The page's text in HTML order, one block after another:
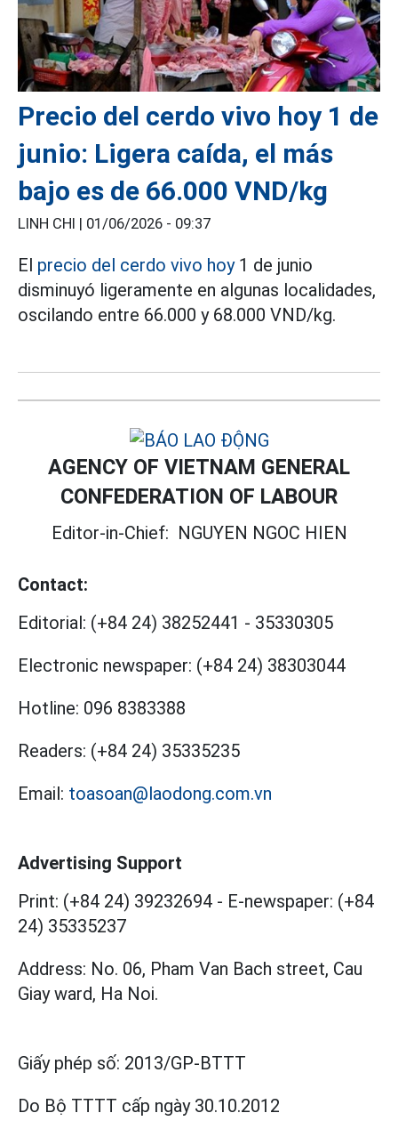
Precio del cerdo vivo hoy 1 de
junio: Ligera caída, el más
bajo es de 66.000 VND/kg
LINH CHI | 01/06/2026 - 09:37
El precio del cerdo vivo hoy1 de junio
disminuyó ligeramente en algunas localidades,
oscilando entre 66.000 y 68.000 VND/kg.
AGENCY OF VIETNAM GENERAL
CONFEDERATION OF LABOUR
Editor-in-Chief: NGUYEN NGOC HIEN
Contact:
Editorial: (+84 24) 38252441 - 35330305
Electronic newspaper: (+84 24) 38303044
Hotline: 096 8383388
Readers: (+84 24) 35335235
Email: toasoan@laodong.com.vn
Advertising Support
Print: (+84 24) 39232694 - E-newspaper: (+84
24) 35335237
Address: No. 06, Pham Van Bach street, Cau
Giay ward, Ha Noi.
Giấy phép số: 2013/GP-BTTT
Do Bộ TTTT cấp ngày 30.10.2012